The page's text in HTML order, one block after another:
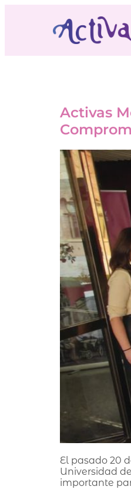
Activas
El pasado 20
Universidad
importante